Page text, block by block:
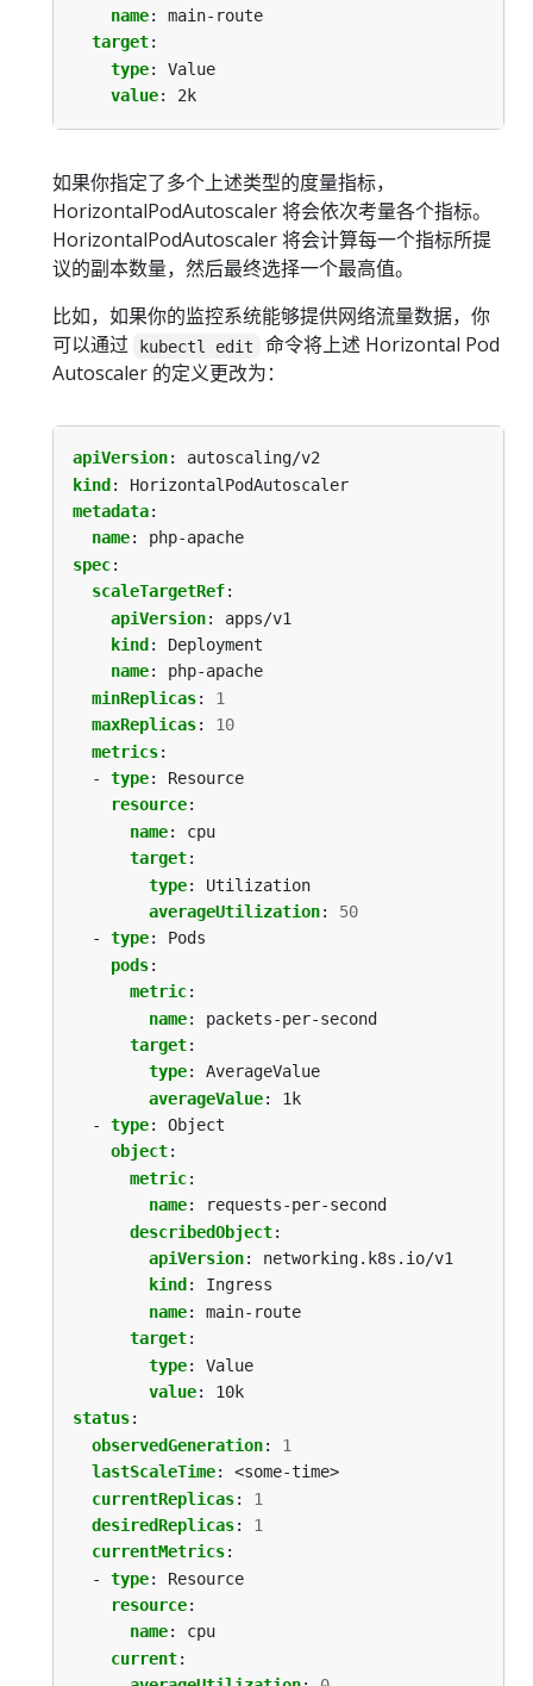
name:
main-route
target:
type:
Value
value: 2k
如果你指定了多个上述类型的度量指标，
HorizontalPodAutoscaler 将会依次考量各个指标。
HorizontalPodAutoscaler 将会计算每一个指标所提
议的副本数量，然后最终选择一个最高值。
比如，如果你的监控系统能够提供网络流量数据，你
可以通过
kubectl edit
命令将上述 Horizontal Pod
Autoscaler 的定义更改为：
apiVersion:
autoscaling/v2
kind :
HorizontalPodAutoscaler
metadata:
name:
php-apache
spec:
scaleTargetRef:
apiVersion:
apps/v1
kind :
Deployment
name:
php-apache
minReplicas:
1
maxReplicas:
10
metrics:
- type:
Resource
resource:
name:
cpu
target:
type:
Utilization
averageUtilization:
50
- type:
Pods
pods:
metric:
name:
packets-per-second
target:
type:
AverageValue
averageValue:
1k
- type:
Object
object:
metric:
name:
requests-per-second
describedObject:
apiVersion:
networking.k8s.io/v1
kind :
Ingress
name:
main-route
target:
type:
Value
value:
10k
status:
observedGeneration:
1
lastScaleTime:
<some-time>
currentReplicas:
1
desiredReplicas:
1
currentMetrics:
- type:
Resource
resource:
name:
cpu
current: